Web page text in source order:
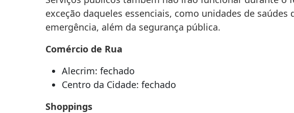
exceção daqueles essenciais, como unidades de saúdes
emergência, além da segurança pública.
Comércio de Rua
Alecrim: fechado
Centro da Cidade: fechado
Shoppings